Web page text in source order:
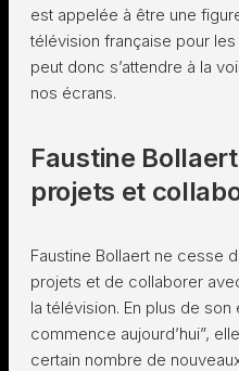
est appelée à être une
télévision française pour
peut donc s’attendre à la
nos écrans.
Faustine
projets et
Faustine Bollaert ne cesse
projets et de collaborer
la télévision. En plus de
commence aujourd’hui”,
certain nombre de